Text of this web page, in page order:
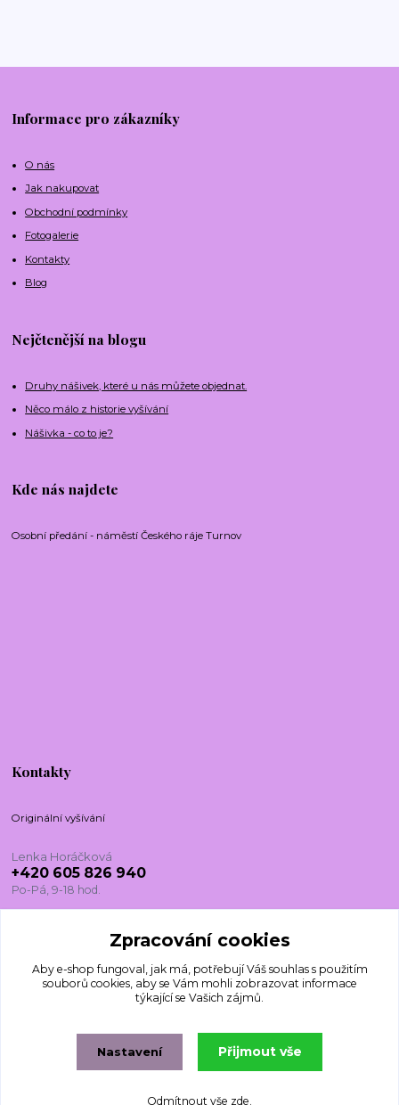
Informace pro zákazníky
O nás
Jak nakupovat
Obchodní podmínky
Fotogalerie
Kontakty
Blog
Nejčtenější na blogu
Druhy nášivek, které u nás můžete objednat.
Něco málo z historie vyšívání
Nášivka - co to je?
Kde nás najdete
Osobní předání - náměstí Českého ráje Turnov
Kontakty
Originální vyšívání
Lenka Horáčková
+420 605 826 940
Po-Pá, 9-18 hod.
lenkadesign@centrum.cz
© 2024-2025 Originalnivysivani.cz, Všechna práva vyhrazena.
Zpracování cookies
Aby e-shop fungoval, jak má, potřebují Váš souhlass použitím
souborů cookies, aby se Vám mohli zobrazovat informace
týkající se Vašich zájmů.
Nastavení Přijmout vše
Odmítnout vše zde